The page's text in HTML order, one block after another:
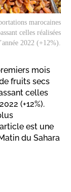
marocaines
celles réalisées
2022 (+12%).
mois
fruits secs
celles
(+12%).
est une
du Sahara